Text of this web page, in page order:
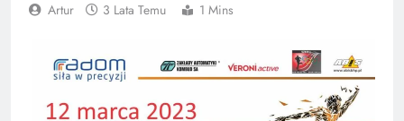
Artur 3 Lata Temu 1 Mins